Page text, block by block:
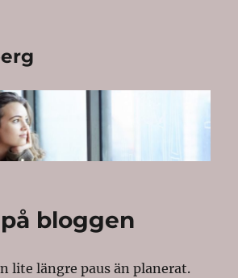
bloggen
lite längre paus än planerat.